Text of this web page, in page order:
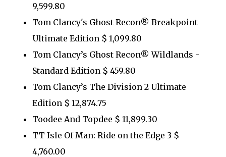
9,599.80
Tom Clancy's Ghost Recon® Breakpoint
Ultimate Edition $ 1,099.80
Tom Clancy’s Ghost Recon® Wildlands -
Standard Edition $ 459.80
Tom Clancy’s The Division 2 Ultimate
Edition $ 12,874.75
Toodee And Topdee $ 11,899.30
TT Isle Of Man: Ride on the Edge 3 $
4,760.00